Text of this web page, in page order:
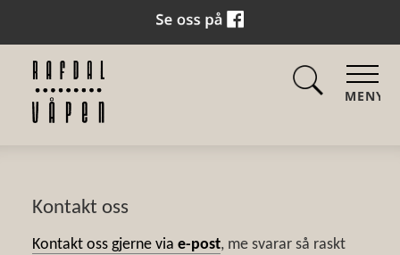
MENY
Kontakt oss
Kontakt oss gjerne via e-post, me svarar så raskt